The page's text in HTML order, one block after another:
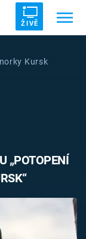
ŽIVĚ
VÁLKAKursk
„POTOPENÍ